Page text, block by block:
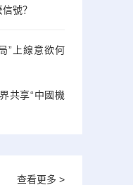
號？
”上線意欲何
共享“中國機
查看更多 >